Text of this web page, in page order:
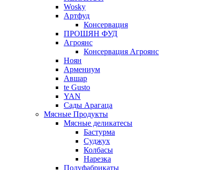
Wosky
Артфуд
Консервация
ПРОШЯН ФУД
Агроянс
Консервация Агроянс
Ноян
Армениум
Авшар
te Gusto
YAN
Сады Арагаца
Мясные Продукты
Мясные деликатесы
Бастурма
Суджух
Колбасы
Нарезка
Полуфабрикаты